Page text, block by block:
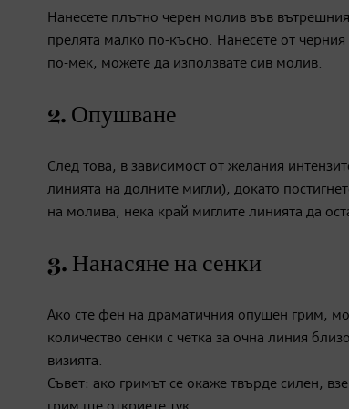
Нанесете плътно черен молив във
прелята малко по-късно. Нанесете от
по-мек, можете да използвате сив молив.
2. Опушване
След това, в зависимост от желания
линията на долните мигли), докато
на молива, нека край миглите линията да
3. Нанасяне на сенки
Ако сте фен на драматичния опушен грим,
количество сенки с четка за очна линия
визията.
Съвет: ако гримът се окаже твърде силен,